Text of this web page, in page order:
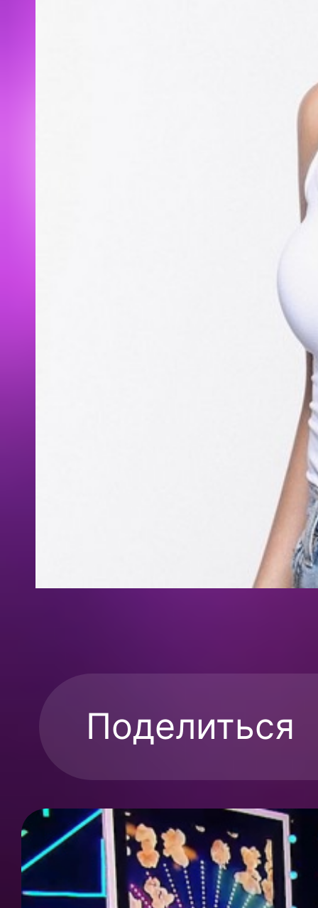
Поделиться